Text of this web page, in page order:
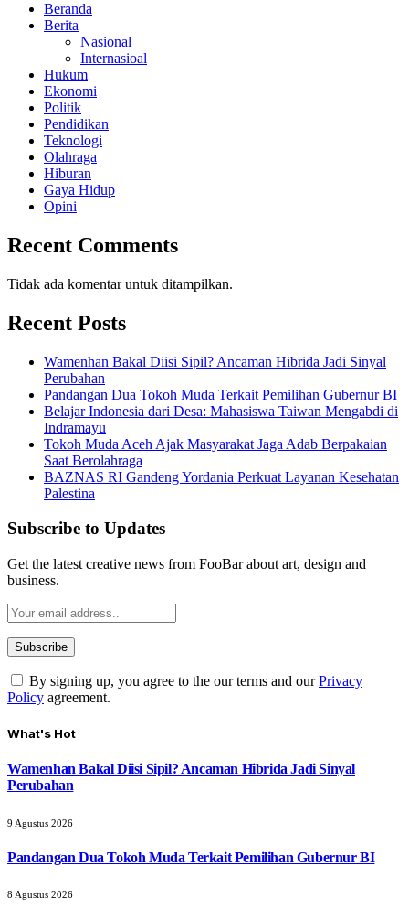
Beranda
Berita
Nasional
Internasioal
Hukum
Ekonomi
Politik
Pendidikan
Teknologi
Olahraga
Hiburan
Gaya Hidup
Opini
Recent Comments
Tidak ada komentar untuk ditampilkan.
Recent Posts
Wamenhan Bakal Diisi Sipil? Ancaman Hibrida Jadi Sinyal
Perubahan
Pandangan Dua Tokoh Muda Terkait Pemilihan Gubernur BI
Belajar Indonesia dari Desa: Mahasiswa Taiwan Mengabdi di
Indramayu
Tokoh Muda Aceh Ajak Masyarakat Jaga Adab Berpakaian
Saat Berolahraga
BAZNAS RI Gandeng Yordania Perkuat Layanan Kesehatan
Palestina
Subscribe to Updates
Get the latest creative news from FooBar about art, design and
business.
By signing up, you agree to the our terms and ourPrivacy
Policy agreement.
What's Hot
Wamenhan Bakal Diisi Sipil? Ancaman Hibrida Jadi Sinyal
Perubahan
9 Agustus 2026
Pandangan Dua Tokoh Muda Terkait Pemilihan Gubernur BI
8 Agustus 2026